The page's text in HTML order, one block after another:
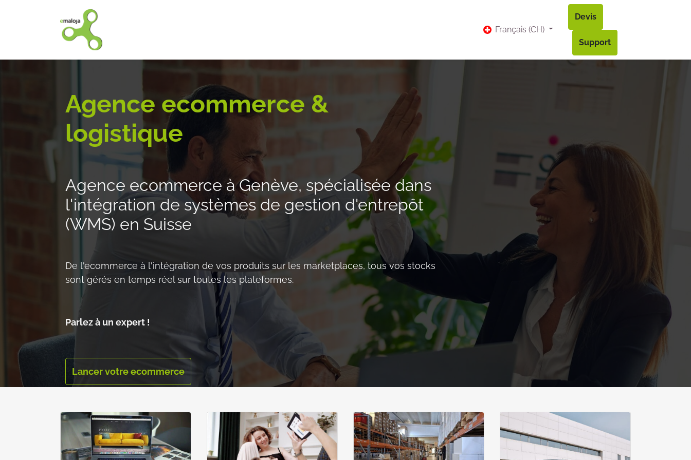
Bl​og Contact Accès à mon compte
Français (CH)
Devis
Support
Agence ecommerce &
logistique
Agence ecommerce à Genève, spécialisée dans
l'intégration de systèmes de gestion d'entrepôt
(WMS) en Suisse
De l'ecommerce à l'intégration de vos produits sur les marketplaces, tous vos stocks
sont gérés en temps réel sur toutes les plateformes.
Parlez à un expert !
Lancer votre ecommerce